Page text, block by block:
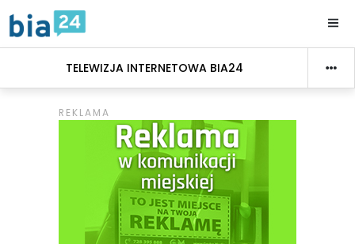
TELEWIZJA INTERNETOWA BIA24